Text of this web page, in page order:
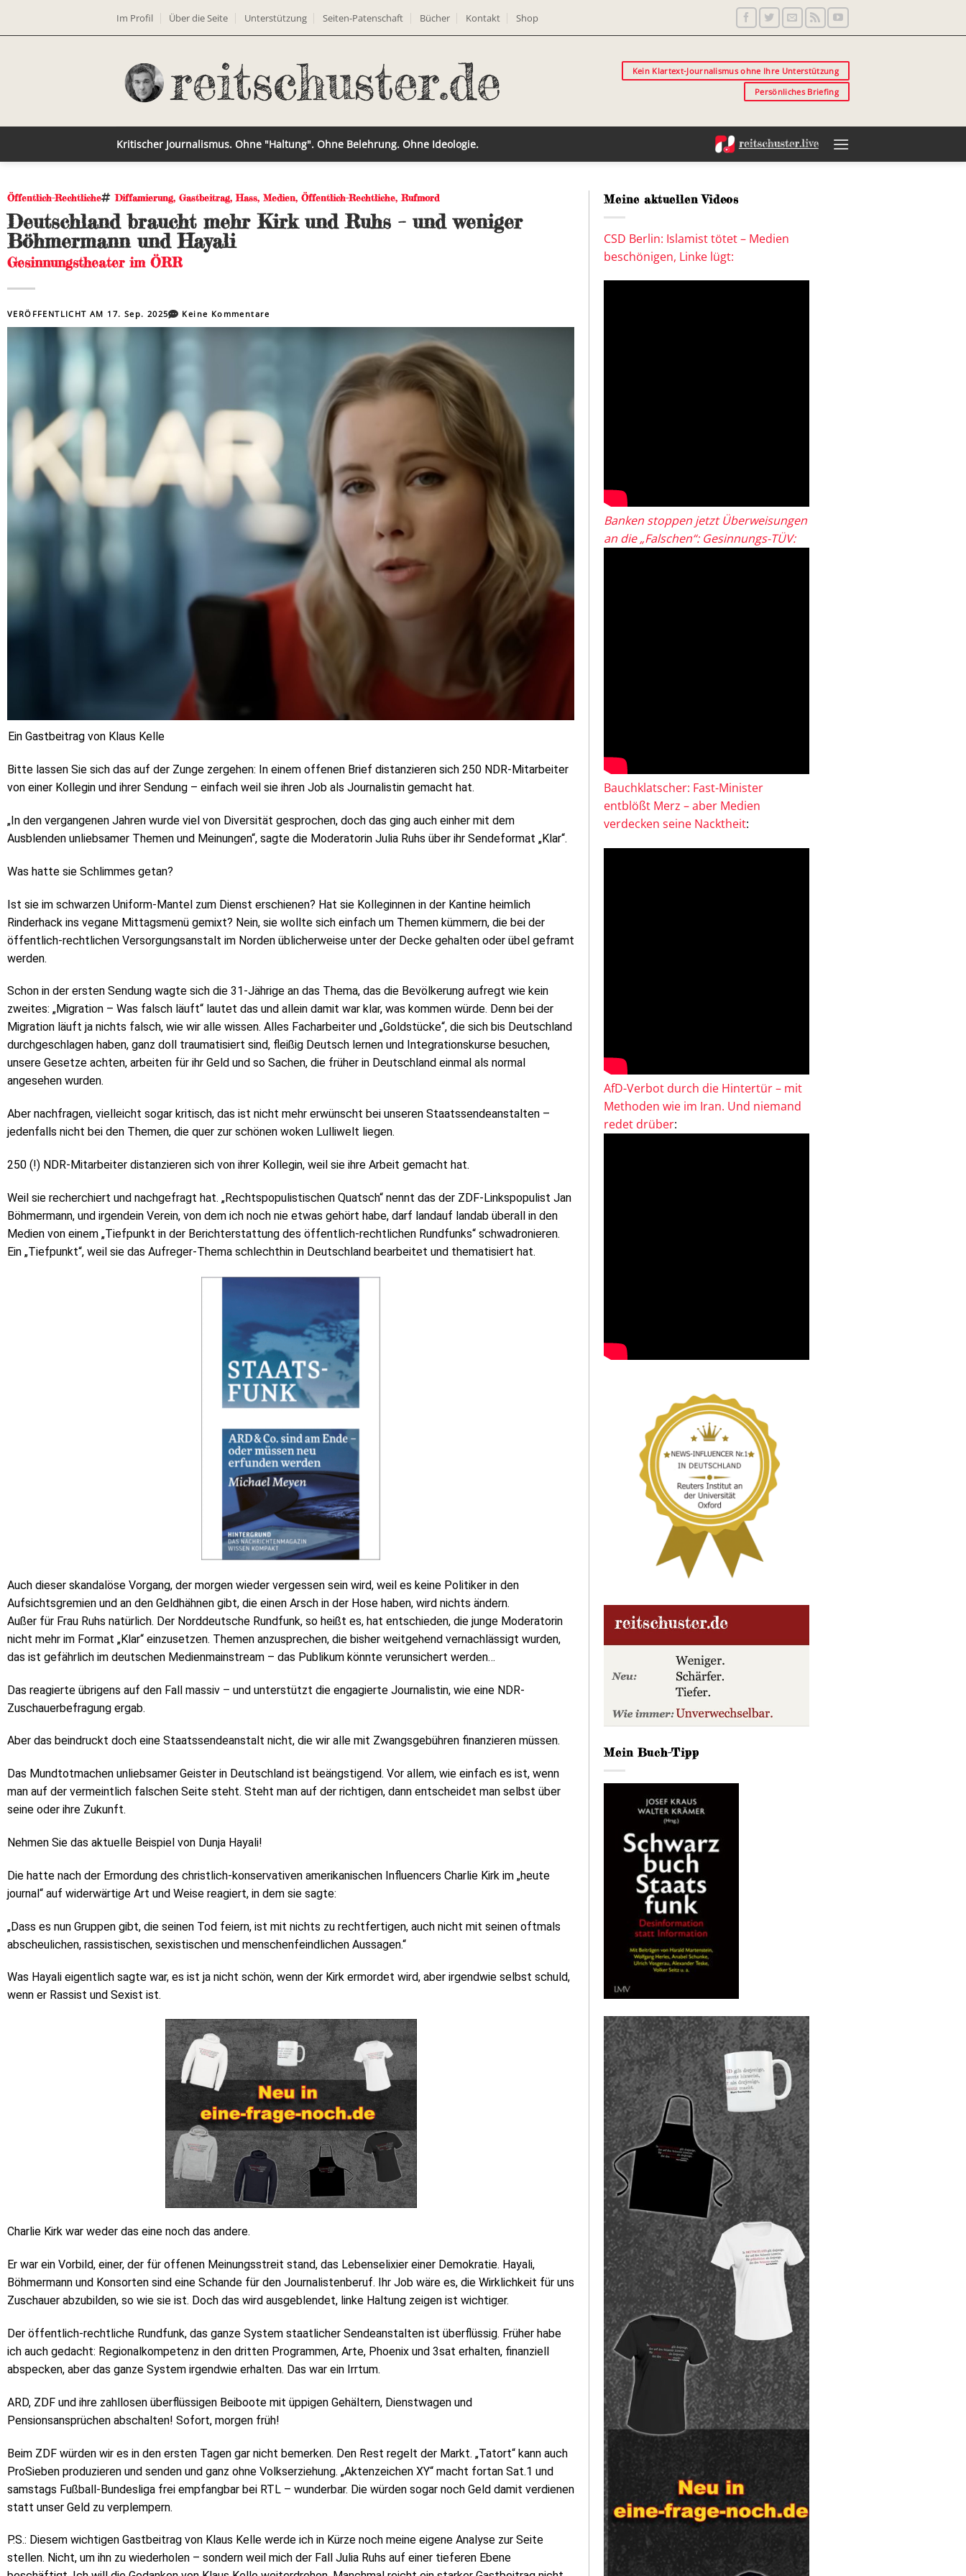
Im Profil Über die Seite Unterstützung Seiten-Patenschaft Bücher Kontakt Shop
Kein Klartext-Journalismus ohne Ihre Unterstützung
Persönliches Briefing
Kritischer Journalismus. Ohne "Haltung". Ohne Belehrung. Ohne Ideologie.
Öffentlich-Rechtliche Diffamierung, Gastbeitrag,Hass, Medien, Öffentlich-Rechtliche, Rufmord
Deutschland braucht mehr Kirk und Ruhs – und weniger
Böhmermann und Hayali
Gesinnungstheater im ÖRR
VERÖFFENTLICHT AM 17. Sep. 2025 Keine Kommentare
Ein Gastbeitrag von Klaus Kelle
Bitte lassen Sie sich das auf der Zunge zergehen: In einem offenen Brief distanzieren sich 250 NDR-Mitarbeiter
von einer Kollegin und ihrer Sendung – einfach weil sie ihren Job als Journalistin gemacht hat.
„In den vergangenen Jahren wurde viel von Diversität gesprochen, doch das ging auch einher mit dem
Ausblenden unliebsamer Themen und Meinungen“, sagte die Moderatorin Julia Ruhs über ihr Sendeformat „Klar“.
Was hatte sie Schlimmes getan?
Ist sie im schwarzen Uniform-Mantel zum Dienst erschienen? Hat sie Kolleginnen in der Kantine heimlich
Rinderhack ins vegane Mittagsmenü gemixt? Nein, sie wollte sich einfach um Themen kümmern, die bei der
öffentlich-rechtlichen Versorgungsanstalt im Norden üblicherweise unter der Decke gehalten oder übel geframt
werden.
Schon in der ersten Sendung wagte sich die 31-Jährige an das Thema, das die Bevölkerung aufregt wie kein
zweites: „Migration – Was falsch läuft“ lautet das und allein damit war klar, was kommen würde. Denn bei der
Migration läuft ja nichts falsch, wie wir alle wissen. Alles Facharbeiter und „Goldstücke“, die sich bis Deutschland
durchgeschlagen haben, ganz doll traumatisiert sind, fleißig Deutsch lernen und Integrationskurse besuchen,
unsere Gesetze achten, arbeiten für ihr Geld und so Sachen, die früher in Deutschland einmal als normal
angesehen wurden.
Aber nachfragen, vielleicht sogar kritisch, das ist nicht mehr erwünscht bei unseren Staatssendeanstalten –
jedenfalls nicht bei den Themen, die quer zur schönen woken Lulliwelt liegen.
250 (!) NDR-Mitarbeiter distanzieren sich von ihrer Kollegin, weil sie ihre Arbeit gemacht hat.
Weil sie recherchiert und nachgefragt hat. „Rechtspopulistischen Quatsch“ nennt das der ZDF-Linkspopulist Jan
Böhmermann, und irgendein Verein, von dem ich noch nie etwas gehört habe, darf landauf landab überall in den
Medien von einem „Tiefpunkt in der Berichterstattung des öffentlich-rechtlichen Rundfunks“ schwadronieren.
Ein „Tiefpunkt“, weil sie das Aufreger-Thema schlechthin in Deutschland bearbeitet und thematisiert hat.
Auch dieser skandalöse Vorgang, der morgen wieder vergessen sein wird, weil es keine Politiker in den
Aufsichtsgremien und an den Geldhähnen gibt, die einen Arsch in der Hose haben, wird nichts ändern.
Außer für Frau Ruhs natürlich. Der Norddeutsche Rundfunk, so heißt es, hat entschieden, die junge Moderatorin
nicht mehr im Format „Klar“ einzusetzen. Themen anzusprechen, die bisher weitgehend vernachlässigt wurden,
das ist gefährlich im deutschen Medienmainstream – das Publikum könnte verunsichert werden…
Das reagierte übrigens auf den Fall massiv – und unterstützt die engagierte Journalistin, wie eine NDR-
Zuschauerbefragung ergab.
Aber das beindruckt doch eine Staatssendeanstalt nicht, die wir alle mit Zwangsgebühren finanzieren müssen.
Das Mundtotmachen unliebsamer Geister in Deutschland ist beängstigend. Vor allem, wie einfach es ist, wenn
man auf der vermeintlich falschen Seite steht. Steht man auf der richtigen, dann entscheidet man selbst über
seine oder ihre Zukunft.
Nehmen Sie das aktuelle Beispiel von Dunja Hayali!
Die hatte nach der Ermordung des christlich-konservativen amerikanischen Influencers Charlie Kirk im „heute
journal“ auf widerwärtige Art und Weise reagiert, in dem sie sagte:
„Dass es nun Gruppen gibt, die seinen Tod feiern, ist mit nichts zu rechtfertigen, auch nicht mit seinen oftmals
abscheulichen, rassistischen, sexistischen und menschenfeindlichen Aussagen.“
Was Hayali eigentlich sagte war, es ist ja nicht schön, wenn der Kirk ermordet wird, aber irgendwie selbst schuld,
wenn er Rassist und Sexist ist.
Charlie Kirk war weder das eine noch das andere.
Er war ein Vorbild, einer, der für offenen Meinungsstreit stand, das Lebenselixier einer Demokratie. Hayali,
Böhmermann und Konsorten sind eine Schande für den Journalistenberuf. Ihr Job wäre es, die Wirklichkeit für uns
Zuschauer abzubilden, so wie sie ist. Doch das wird ausgeblendet, linke Haltung zeigen ist wichtiger.
Der öffentlich-rechtliche Rundfunk, das ganze System staatlicher Sendeanstalten ist überflüssig. Früher habe
ich auch gedacht: Regionalkompetenz in den dritten Programmen, Arte, Phoenix und 3sat erhalten, finanziell
abspecken, aber das ganze System irgendwie erhalten. Das war ein Irrtum.
ARD, ZDF und ihre zahllosen überflüssigen Beiboote mit üppigen Gehältern, Dienstwagen und
Pensionsansprüchen abschalten! Sofort, morgen früh!
Beim ZDF würden wir es in den ersten Tagen gar nicht bemerken. Den Rest regelt der Markt. „Tatort“ kann auch
ProSieben produzieren und senden und ganz ohne Volkserziehung. „Aktenzeichen XY“ macht fortan Sat.1 und
samstags Fußball-Bundesliga frei empfangbar bei RTL – wunderbar. Die würden sogar noch Geld damit verdienen
statt unser Geld zu verplempern.
P.S.: Diesem wichtigen Gastbeitrag von Klaus Kelle werde ich in Kürze noch meine eigene Analyse zur Seite
stellen. Nicht, um ihn zu wiederholen – sondern weil mich der Fall Julia Ruhs auf einer tieferen Ebene
Meine aktuellen Videos
CSD Berlin: Islamist tötet – Medien
beschönigen, Linke lügt:
Banken stoppen jetzt Überweisungen
an die „Falschen“: Gesinnungs-TÜV:
Bauchklatscher: Fast-Minister
entblößt Merz – aber Medien
verdecken seine Nacktheit:
AfD-Verbot durch die Hintertür – mit
Methoden wie im Iran. Und niemand
redet drüber:
Mein Buch-Tipp